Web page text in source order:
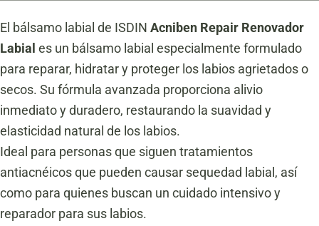
El bálsamo labial de ISDIN Acniben Repair Renovador
Labial es un bálsamo labial especialmente formulado
para reparar, hidratar y proteger los labios agrietados o
secos. Su fórmula avanzada proporciona alivio
inmediato y duradero, restaurando la suavidad y
elasticidad natural de los labios.
Ideal para personas que siguen tratamientos
antiacnéicos que pueden causar sequedad labial, así
como para quienes buscan un cuidado intensivo y
reparador para sus labios.